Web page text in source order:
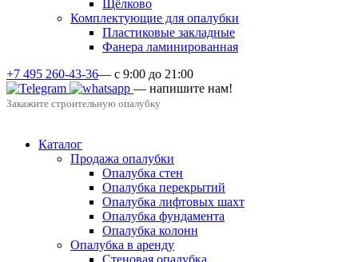
Щёлково
Комплектующие для опалубки
Пластиковые закладные
Фанера ламинированная
+7 495 260-43-36— с 9:00 до 21:00
— напишите нам!
Закажите строительную опалубку
Каталог
Продажа опалубки
Опалубка стен
Опалубка перекрытий
Опалубка лифтовых шахт
Опалубка фундамента
Опалубка колонн
Опалубка в аренду
Стеновая опалубка